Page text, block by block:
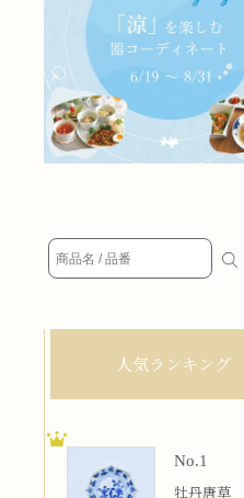
人気ランキング
No.1
牡丹唐草